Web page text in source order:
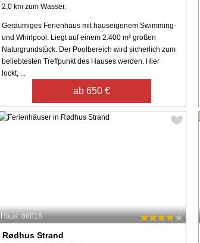
2,0 km zum Wasser.
Geräumiges Ferienhaus mit hauseigenem Swimming-
und Whirlpool. Liegt auf einem 2.400 m² großen
Naturgrundstück. Der Poolbereich wird sicherlich zum
beliebtesten Treffpunkt des Hauses werden. Hier
lockt, ...
ab 650 €
Haus: 86016
Rødhus Strand